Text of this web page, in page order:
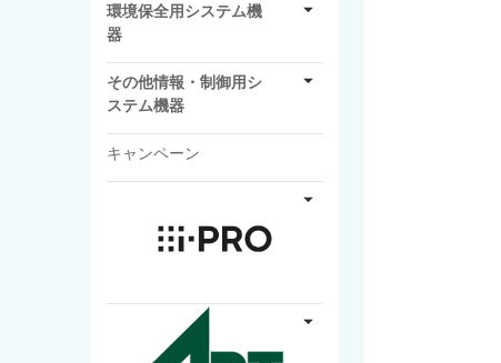
環境保全用システム機
器
その他情報・制御用シ
ステム機器
キャンペーン